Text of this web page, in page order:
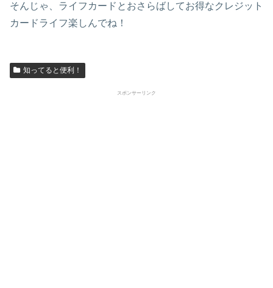
そんじゃ、ライフカードとおさらばしてお得なクレジット
カードライフ楽しんでね！
知ってると便利！
スポンサーリンク